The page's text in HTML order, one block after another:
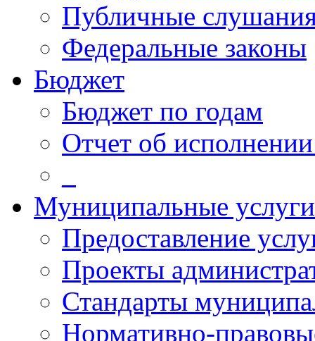
Публичные
Федеральные законы
Бюджет
Бюджет по годам
Отчет об
Муниципальные услуги
Предоставление
Проекты
Стандарты
Нормативно-